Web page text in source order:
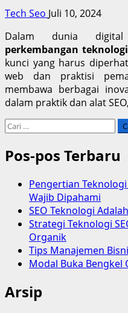
Tech Seo Juli 10, 2024
Dalam dunia
perkembangan teknologi
kunci yang harus
web dan praktisi
membawa berbagai
dalam praktik dan alat
Cari
Pos-pos Terbaru
Pengertian
Wajib Dipahami
SEO Teknologi
Strategi Teknologi
Organik
Tips Manajemen
Modal Buka
Arsip